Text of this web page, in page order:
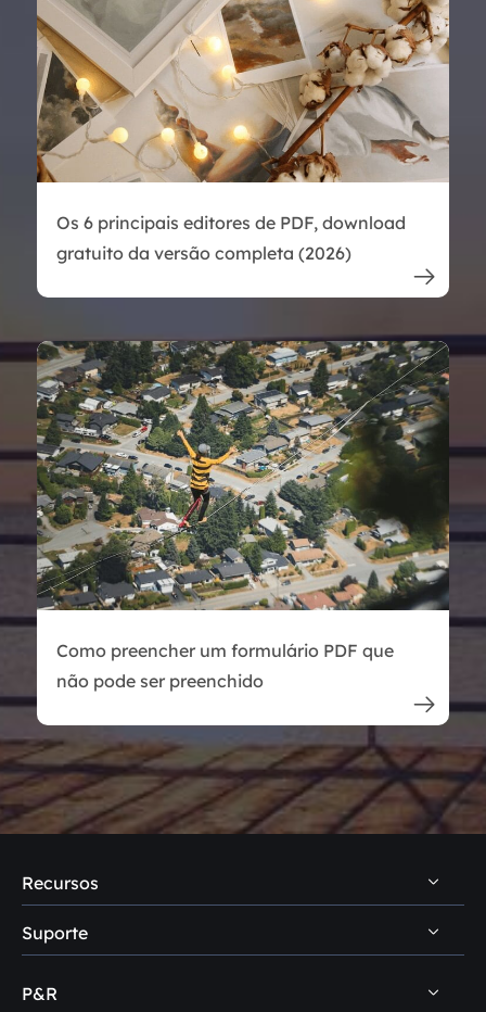
Os 6 principais editores de PDF, download
gratuito da versão completa (2026)

Como preencher um formulário PDF que
não pode ser preenchido

Recursos
Dicas de recuperação de dados PC
Dicas de recuperação de dados Mac
Suporte
Central de suporte
P&R